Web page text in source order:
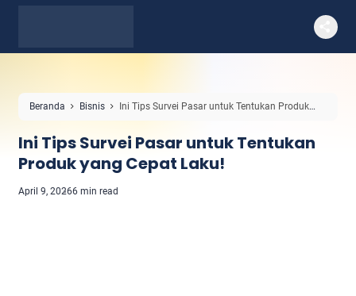
Beranda Bisnis
Ini Tips Survei Pasar untuk Tentukan Produk
Ini Tips Survei Pasar untuk Tentukan
Produk yang Cepat Laku!
April 9, 20266 min read